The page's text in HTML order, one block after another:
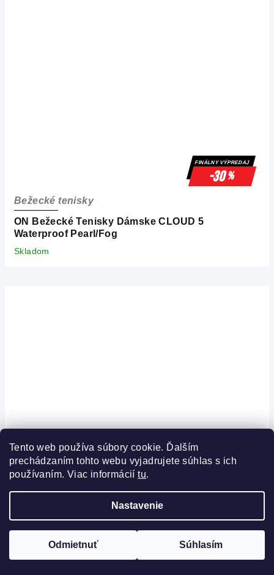
Tento web používa súbory cookie. Ďalším
prechádzaním tohto webu vyjadrujete súhlas s ich
používaním. Viac informáciítu.
Nastavenie
Odmietnuť Súhlasím
FINÁLNY VÝPREDAJ
-30%
ON Bežecké Tenisky Dámske CLOUD 5
Waterproof Pearl/Fog
Bežecké tenisky
Skladom
FINÁLNY VÝPREDAJ
ON Bežecké Tenisky Pánske CLOUD X 4 AD
White/Wolf
Skladom